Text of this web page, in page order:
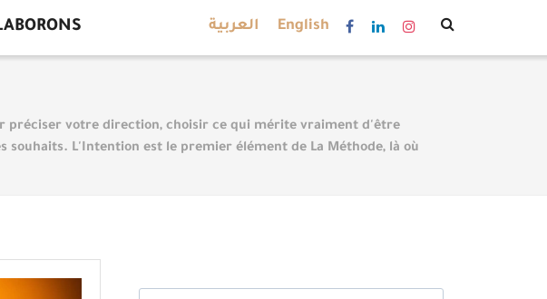
العربية English
préciser votre direction, choisir ce qui mérite vraiment d'être
L'Intention est le premier élément de La Méthode, là où